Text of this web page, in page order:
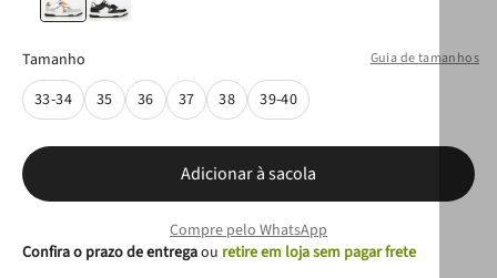
Guia de tamanhos
Tamanho
33-34
35 36 37 38 39-40
Adicionar à sacola
Compre pelo WhatsApp
Confira o prazo de entregaou retire em loja sem pagar frete